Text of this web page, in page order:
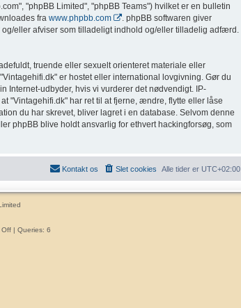
"phpBB Limited", "phpBB Teams") hvilket er en bulletin
fra www.phpbb.com
. phpBB softwaren giver
eller afviser som tilladeligt indhold og/eller tilladelig adfærd.
truende eller sexuelt orienteret materiale eller
er hostet eller international lovgivning. Gør du
Internet-udbyder, hvis vi vurderer det nødvendigt. IP-
"Vintagehifi.dk" har ret til at fjerne, ændre, flytte eller låse
du har skrevet, bliver lagret i en database. Selvom denne
phpBB blive holdt ansvarlig for ethvert hackingforsøg, som
Alle tider er UTC+02:00
Slet cookies
Kontakt os
| Queries: 6